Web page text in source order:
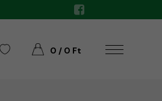
0 / 0 Ft